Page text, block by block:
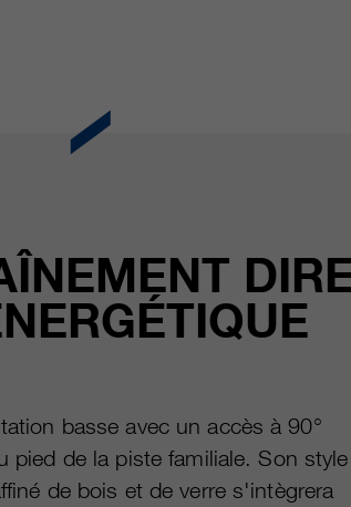
basse avec un accès à 90°
pied de la piste familiale. Son style
de bois et de verre s'intègrera
cookies sont utilisés par Google Analytics
collecter différents types d’informations
Analytics sur
policies.google.com/privacy. qui nous
à améliorer nos sites Internet / nos
Ces informations sont également